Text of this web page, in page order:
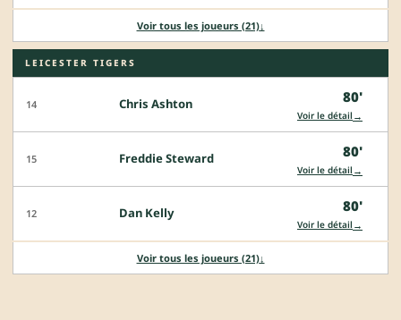
Voir tous les joueurs (21)↓
LEICESTER TIGERS
14 Chris Ashton 80'
Voir le détail →
15 Freddie Steward 80'
Voir le détail →
12 Dan Kelly 80'
Voir le détail →
Voir tous les joueurs (21)↓